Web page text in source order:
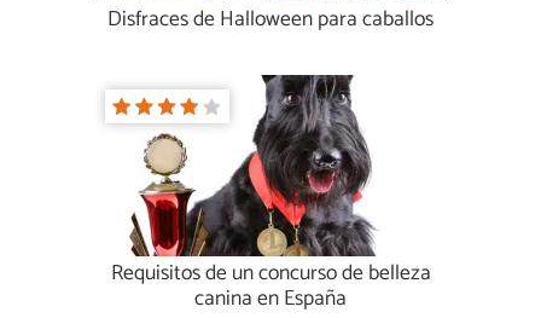
Disfraces de Halloween para caballos
Requisitos de un concurso de belleza
canina en España